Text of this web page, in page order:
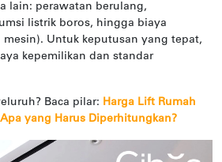
lain: perawatan berulang,
listrik boros, hingga biaya
mesin). Untuk keputusan yang tepat,
kepemilikan dan standar
Baca pilar:
Harga Lift Rumah
Apa yang Harus Diperhitungkan?